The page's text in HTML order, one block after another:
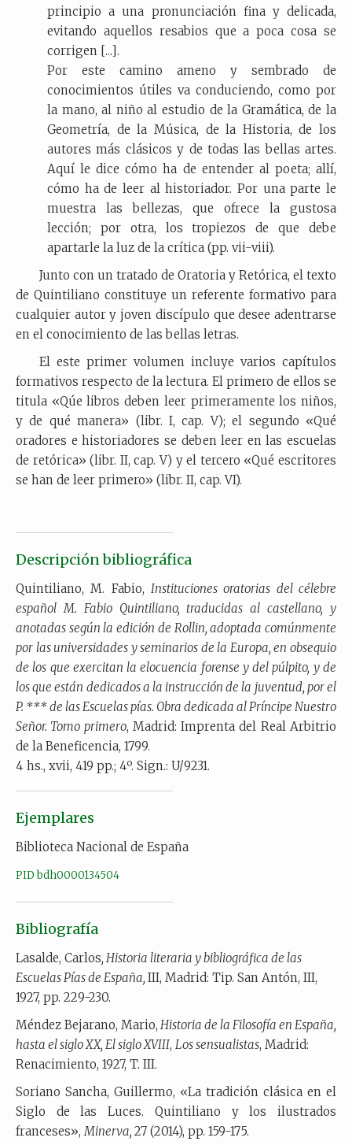
principio a una pronunciación fina y delicada,
evitando aquellos resabios que a poca cosa se
corrigen [...].
Por este camino ameno y sembrado de
conocimientos útiles va conduciendo, como por
la mano, al niño al estudio de la Gramática, de la
Geometría, de la Música, de la Historia, de los
autores más clásicos y de todas las bellas artes.
Aquí le dice cómo ha de entender al poeta; allí,
cómo ha de leer al historiador. Por una parte le
muestra las bellezas, que ofrece la gustosa
lección; por otra, los tropiezos de que debe
apartarle la luz de la crítica (pp. vii-viii).
Junto con un tratado de Oratoria y Retórica, el texto
de Quintiliano constituye un referente formativo para
cualquier autor y joven discípulo que desee adentrarse
en el conocimiento de las bellas letras.
El este primer volumen incluye varios capítulos
formativos respecto de la lectura. El primero de ellos se
titula «Qúe libros deben leer primeramente los niños,
y de qué manera» (libr. I, cap. V); el segundo «Qué
oradores e historiadores se deben leer en las escuelas
de retórica» (libr. II, cap. V) y el tercero «Qué escritores
se han de leer primero» (libr. II, cap. VI).
Descripción bibliográfica
Quintiliano, M. Fabio, Instituciones oratorias del célebre
español M. Fabio Quintiliano, traducidas al castellano, y
anotadas según la edición de Rollin, adoptada comúnmente
por las universidades y seminarios de la Europa, en obsequio
de los que exercitan la elocuencia forense y del púlpito, y de
los que están dedicados a la instrucción de la juventud, por el
P. *** de las Escuelas pías. Obra dedicada al Príncipe Nuestro
Señor. Tomo primero, Madrid: Imprenta del Real Arbitrio
de la Beneficencia, 1799.
4 hs., xvii, 419 pp.; 4º. Sign.: U/9231.
Ejemplares
Biblioteca Nacional de España
PID bdh0000134504
Bibliografía
Lasalde, Carlos, Historia literaria y bibliográfica de las
Escuelas Pías de España, III, Madrid: Tip. San Antón, III,
1927, pp. 229-230.
Méndez Bejarano, Mario, Historia de la Filosofía en España,
hasta el siglo XX, El siglo XVIII, Los sensualistas, Madrid:
Renacimiento, 1927, T. III.
Soriano Sancha, Guillermo, «La tradición clásica en el
Siglo de las Luces. Quintiliano y los ilustrados
franceses», Minerva, 27 (2014), pp. 159-175.